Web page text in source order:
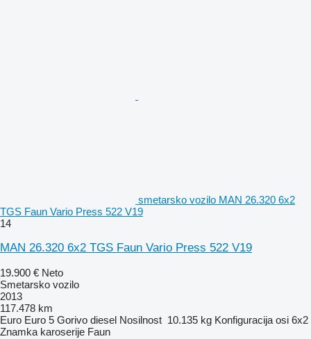
smetarsko vozilo MAN 26.320 6x2
TGS Faun Vario Press 522 V19
14
MAN 26.320 6x2 TGS Faun Vario Press 522 V19
19.900 € Neto
Smetarsko vozilo
2013
117.478 km
Euro Euro 5 Gorivo diesel Nosilnost 10.135 kg Konfiguracija osi 6x2
Znamka karoserije Faun